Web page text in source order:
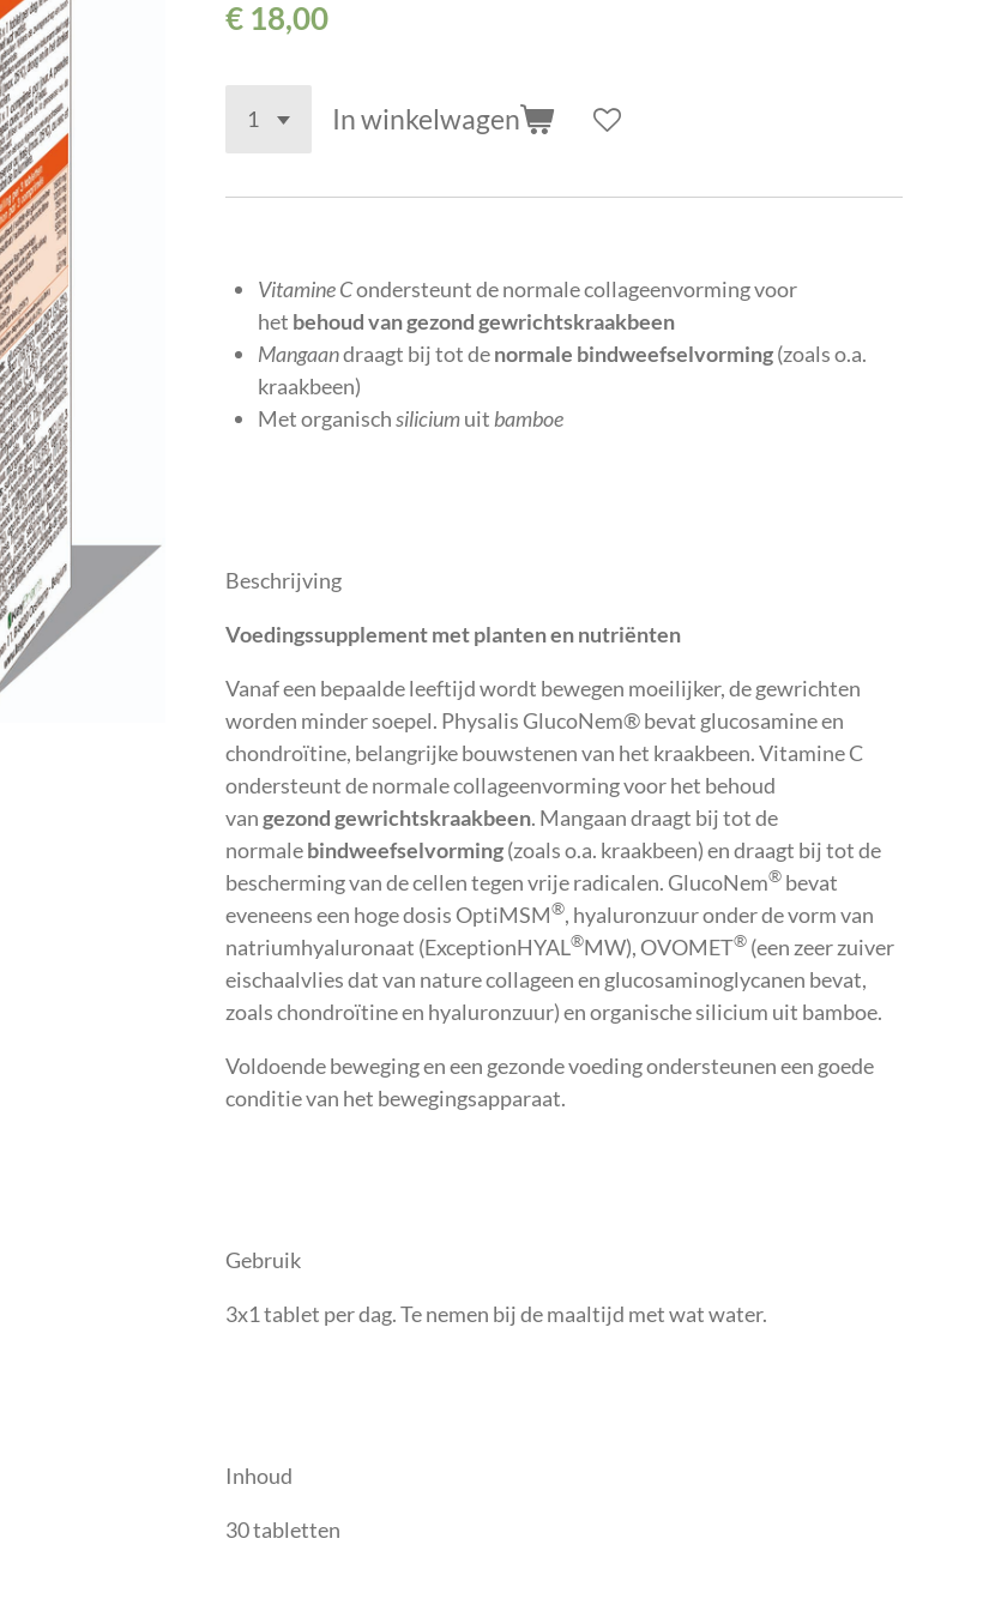
€ 18,00
In winkelwagen
Vitamine Condersteunt de normale collageenvorming voor
het behoud van gezond gewrichtskraakbeen
Mangaandraagt bij tot denormale bindweefselvorming(zoals o.a.
kraakbeen)
Met organischsiliciumuit bamboe
Beschrijving
Voedingssupplement met planten en nutriënten
Vanaf een bepaalde leeftijd wordt bewegen moeilijker, de gewrichten
worden minder soepel. Physalis GlucoNem® bevat glucosamine en
chondroïtine, belangrijke bouwstenen van het kraakbeen. Vitamine C
ondersteunt de normale collageenvorming voor het behoud
vangezondgewrichtskraakbeen. Mangaan draagt bij tot de
normalebindweefselvorming(zoals o.a. kraakbeen) en draagt bij tot de
bescherming van de cellen tegen vrije radicalen. GlucoNem® bevat
eveneens een hoge dosis OptiMSM®, hyaluronzuur onder de vorm van
natriumhyaluronaat (ExceptionHYAL®MW), OVOMET® (een zeer zuiver
eischaalvlies dat van nature collageen en glucosaminoglycanen bevat,
zoals chondroïtine en hyaluronzuur) en organische silicium uit bamboe.
Voldoende beweging en een gezonde voeding ondersteunen een goede
conditie van het bewegingsapparaat.
Gebruik
3x1 tablet per dag. Te nemen bij de maaltijd met wat water.
Inhoud
30 tabletten